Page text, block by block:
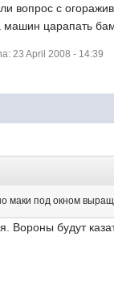
вопрос с
машин царапать
23 April 2008 - 14:39
маки под окном
Вороны будут